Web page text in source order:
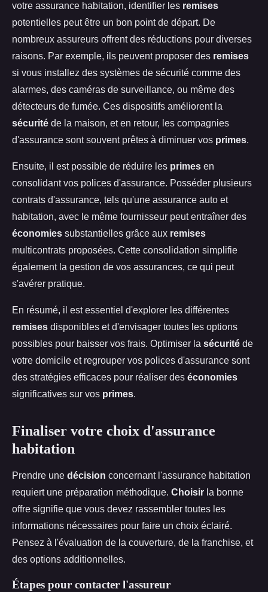
votre assurance habitation, identifier les remises
potentielles peut être un bon point de départ. De
nombreux assureurs offrent des réductions pour diverses
raisons. Par exemple, ils peuvent proposer des remises
si vous installez des systèmes de sécurité comme des
alarmes, des caméras de surveillance, ou même des
détecteurs de fumée. Ces dispositifs améliorent la
sécurité de la maison, et en retour, les compagnies
d'assurance sont souvent prêtes à diminuer vos primes.
Ensuite, il est possible de réduire les primes en
consolidant vos polices d'assurance. Posséder plusieurs
contrats d'assurance, tels qu'une assurance auto et
habitation, avec le même fournisseur peut entraîner des
économies substantielles grâce aux remises
multicontrats proposées. Cette consolidation simplifie
également la gestion de vos assurances, ce qui peut
s'avérer pratique.
En résumé, il est essentiel d'explorer les différentes
remises disponibles et d'envisager toutes les options
possibles pour baisser vos frais. Optimiser la sécurité de
votre domicile et regrouper vos polices d'assurance sont
des stratégies efficaces pour réaliser des économies
significatives sur vos primes.
Finaliser votre choix d'assurance
habitation
Prendre une décision concernant l'assurance habitation
requiert une préparation méthodique. Choisir la bonne
offre signifie que vous devez rassembler toutes les
informations nécessaires pour faire un choix éclairé.
Pensez à l'évaluation de la couverture, de la franchise, et
des options additionnelles.
Étapes pour contacter l'assureur